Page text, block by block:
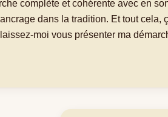
complète et cohérente avec en
dans la tradition. Et tout cela,
moi vous présenter ma